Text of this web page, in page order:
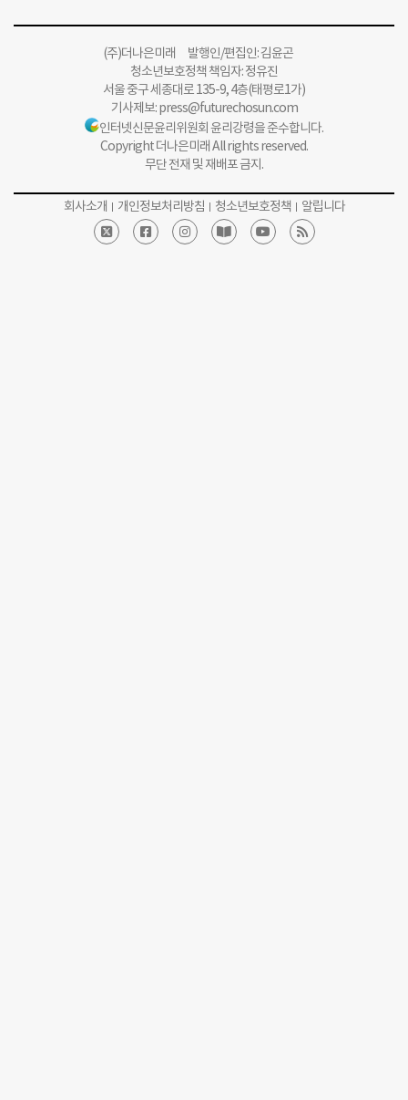
(주)더나은미래 발행인/편집인: 김윤곤
청소년보호정책 책임자: 정유진
서울 중구 세종대로 135-9, 4층(태평로1가)
기사제보:press@futurechosun.com
인터넷신문윤리위원회 윤리강령을 준수합니다.
Copyright 더나은미래 All rights reserved.
무단 전재 및 재배포 금지.
회사소개 개인정보처리방침 청소년보호정책 알립니다